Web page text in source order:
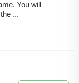
You will
...